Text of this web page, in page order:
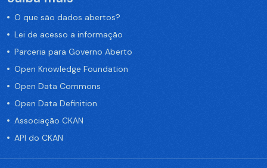
O que são dados abertos?
Lei de acesso a informação
Parceria para Governo Aberto
Open Knowledge Foundation
Open Data Commons
Open Data Definition
Associação CKAN
API do CKAN